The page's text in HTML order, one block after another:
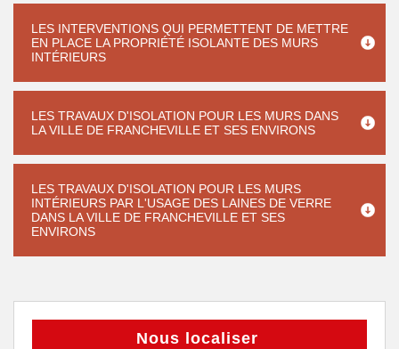
LES INTERVENTIONS QUI PERMETTENT DE METTRE
EN PLACE LA PROPRIÉTÉ ISOLANTE DES MURS
INTÉRIEURS
LES TRAVAUX D'ISOLATION POUR LES MURS DANS
LA VILLE DE FRANCHEVILLE ET SES ENVIRONS
LES TRAVAUX D'ISOLATION POUR LES MURS
INTÉRIEURS PAR L'USAGE DES LAINES DE VERRE
DANS LA VILLE DE FRANCHEVILLE ET SES
ENVIRONS
Nous localiser